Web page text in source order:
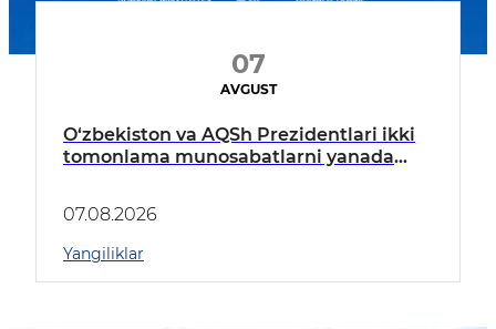
07
AVGUST
O‘zbekiston va AQSh Prezidentlari ikki
tomonlama munosabatlarni yanada
07.08.2026
Yangiliklar